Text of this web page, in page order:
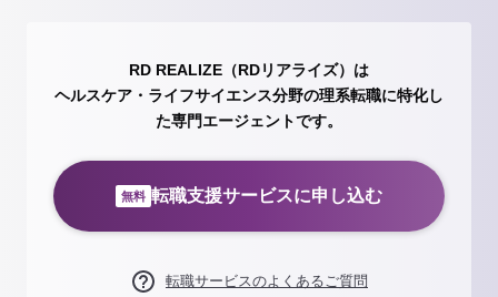
RD REALIZE（RDリアライズ）は
ヘルスケア・ライフサイエンス分野の理系転職に特化し
た専門エージェントです。
無料 転職支援サービスに申し込む
転職サービスのよくあるご質問